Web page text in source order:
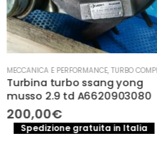
MECCANICA E PERFORMANCE,TURBO COMPRESSORE- TURBINA
Turbina turbo ssang yong
musso 2.9 td A6620903080
200,00€
Spedizione gratuita in Italia